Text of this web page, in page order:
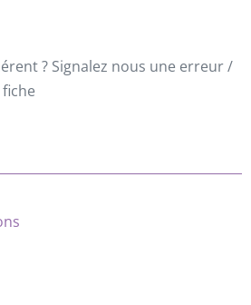
? Signalez nous une erreur /